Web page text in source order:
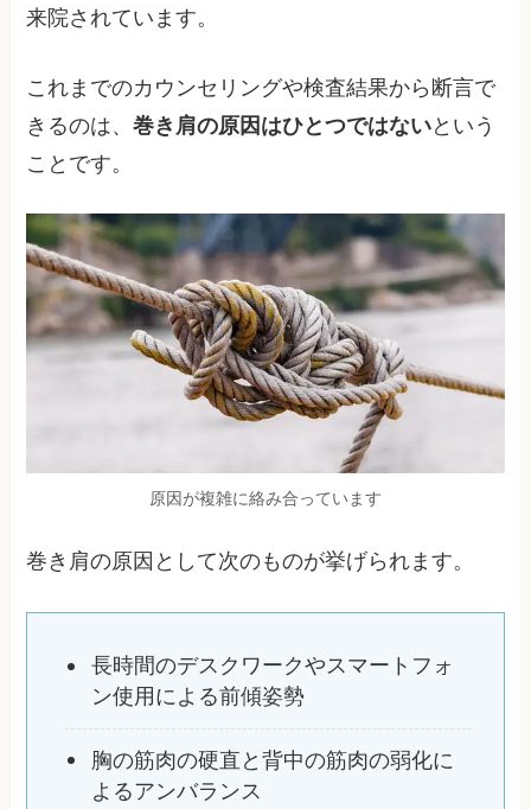
来院されています。
これまでのカウンセリングや検査結果から断言で
きるのは、巻き肩の原因はひとつではないという
ことです。
原因が複雑に絡み合っています
巻き肩の原因として次のものが挙げられます。
長時間のデスクワークやスマートフォ
ン使用による前傾姿勢
胸の筋肉の硬直と背中の筋肉の弱化に
よるアンバランス